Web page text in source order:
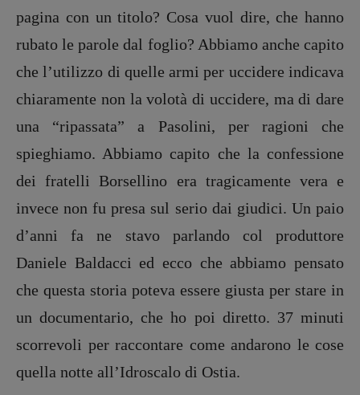
Copyright © 2018 – 2023 Pulp Magazine –
Tribunale Milano n° 5864/2023 – cod. fis.
pagina con un titolo? Cosa vuol dire, che hanno
rubato le parole dal foglio? Abbiamo anche capito
che l’utilizzo di quelle armi per uccidere indicava
chiaramente non la volotà di uccidere, ma di dare
una “ripassata” a Pasolini, per ragioni che
spieghiamo. Abbiamo capito che la confessione
dei fratelli Borsellino era tragicamente vera e
invece non fu presa sul serio dai giudici. Un paio
d’anni fa ne stavo parlando col produttore
Daniele Baldacci ed ecco che abbiamo pensato
che questa storia poteva essere giusta per stare in
un documentario, che ho poi diretto. 37 minuti
scorrevoli per raccontare come andarono le cose
quella notte all’Idroscalo di Ostia.